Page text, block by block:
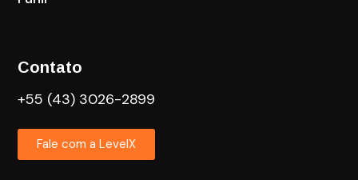
Contato
+55 (43) 3026-2899
Fale com a LevelX